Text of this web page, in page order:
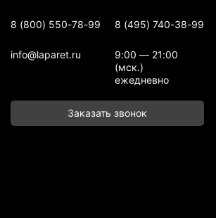
8 (800) 550-78-99 8 (495) 740-38-99
info@laparet.ru
9:00 — 21:00
(мск.)
ежедневно
Заказать звонок